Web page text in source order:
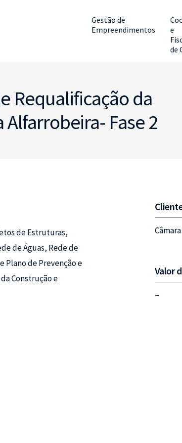
Gestão de
Empreendimentos
e
de
Requalificação da
Alfarrobeira- Fase 2
de Estruturas,
de Águas, Rede de
Plano de Prevenção e
Construção e
Valor
–